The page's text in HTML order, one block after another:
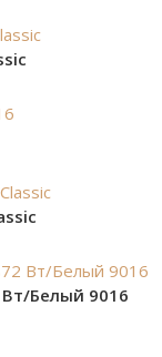
Вт/Белый 9016